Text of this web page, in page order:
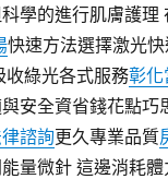
學的進行肌膚護理
快速方法選擇激光
收綠光各式服務彰化
安全資省錢花點巧
諮詢更久專業品質
量微針 這邊消耗體